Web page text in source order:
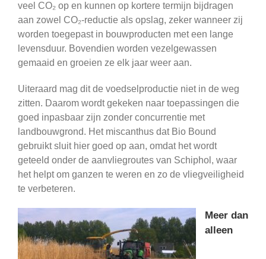
veel CO₂ op en kunnen op kortere termijn bijdragen
aan zowel CO₂-reductie als opslag, zeker wanneer zij
worden toegepast in bouwproducten met een lange
levensduur. Bovendien worden vezelgewassen
gemaaid en groeien ze elk jaar weer aan.
Uiteraard mag dit de voedselproductie niet in de weg
zitten. Daarom wordt gekeken naar toepassingen die
goed inpasbaar zijn zonder concurrentie met
landbouwgrond. Het miscanthus dat Bio Bound
gebruikt sluit hier goed op aan, omdat het wordt
geteeld onder de aanvliegroutes van Schiphol, waar
het helpt om ganzen te weren en zo de vliegveiligheid
te verbeteren.
Meer dan
alleen